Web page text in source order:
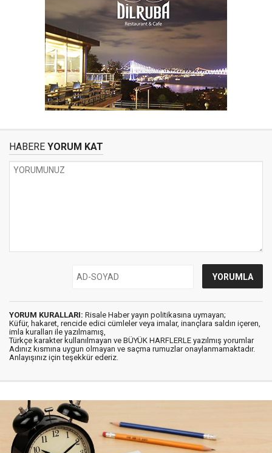
HABERE YORUM KAT
YORUM KURALLARI: Risale Haber yayın politikasına uymayan;
Küfür, hakaret, rencide edici cümleler veya imalar, inançlara saldırı içeren,
imla kuralları ile yazılmamış,
Türkçe karakter kullanılmayan ve BÜYÜK HARFLERLE yazılmış yorumlar
Adınız kısmına uygun olmayan ve saçma rumuzlar onaylanmamaktadır.
Anlayışınız için teşekkür ederiz.